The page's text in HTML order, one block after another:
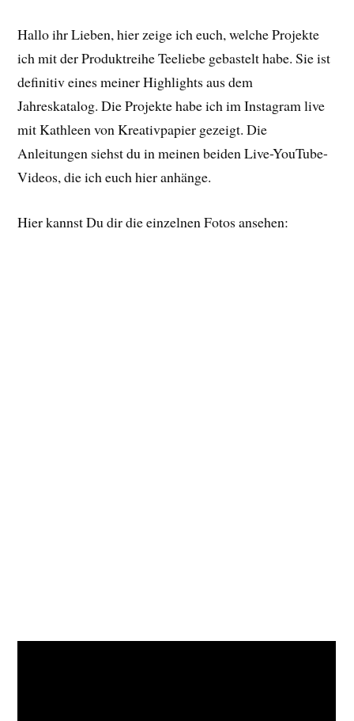
Hallo ihr Lieben, hier zeige ich euch, welche Projekte
ich mit der Produktreihe Teeliebe gebastelt habe. Sie ist
definitiv eines meiner Highlights aus dem
Jahreskatalog. Die Projekte habe ich im Instagram live
mit Kathleen von Kreativpapier gezeigt. Die
Anleitungen siehst du in meinen beiden Live-YouTube-
Videos, die ich euch hier anhänge.
Hier kannst Du dir die einzelnen Fotos ansehen: